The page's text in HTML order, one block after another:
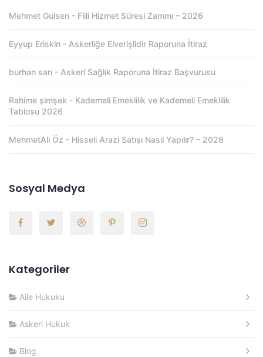
Mehmet Gulsen - Fiili Hizmet Süresi Zammı – 2026
Eyyup Eriskin - Askerliğe Elverişlidir Raporuna İtiraz
burhan sarı - Askeri Sağlık Raporuna İtiraz Başvurusu
Rahime şimşek - Kademeli Emeklilik ve Kademeli Emeklilik
Tablosu 2026
MehmetAli Öz - Hisseli Arazi Satışı Nasıl Yapılır? – 2026
Sosyal Medya
Kategoriler
Aile Hukuku
Askeri Hukuk
Blog